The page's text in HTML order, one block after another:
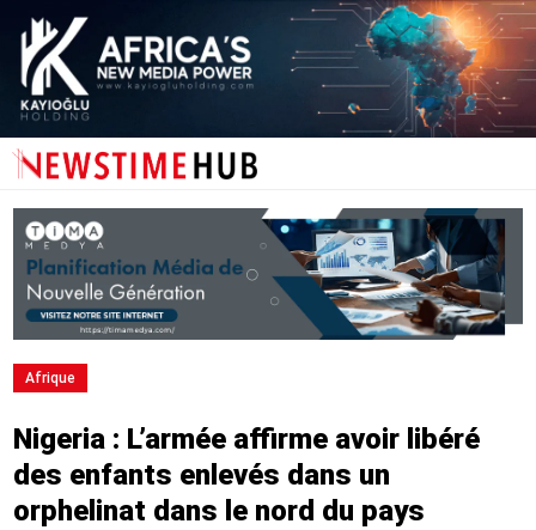
Afrique
Nigeria : L’armée affirme avoir libéré
des enfants enlevés dans un
orphelinat dans le nord du pays